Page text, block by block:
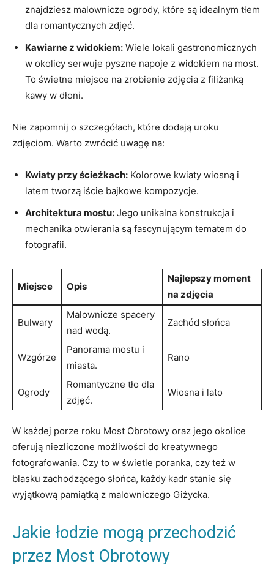
znajdziesz malownicze ogrody, które są ⁤idealnym tłem
dla ‌romantycznych ‍zdjęć.
Kawiarne z widokiem: ⁢Wiele lokali gastronomicznych
w okolicy ⁤serwuje‍ pyszne napoje z widokiem na most.⁤
To świetne miejsce‌ na ⁤zrobienie zdjęcia⁤ z ​filiżanką
kawy w ⁣dłoni.
Nie zapomnij o szczegółach,‍ które dodają ‍uroku
zdjęciom. Warto zwrócić⁣ uwagę na:
Kwiaty przy ścieżkach: Kolorowe kwiaty wiosną i⁣
latem tworzą iście bajkowe ⁤kompozycje.
Architektura mostu: Jego unikalna konstrukcja i
mechanika otwierania są fascynującym ‍tematem‌ do
fotografii.
Miejsce Opis
Najlepszy moment
na zdjęcia
Bulwary
Malownicze ⁤spacery
nad‌ wodą.
Zachód słońca
Wzgórze
Panorama mostu i
miasta.
Rano
Ogrody
Romantyczne⁢ tło ​dla
‌zdjęć.
Wiosna⁣ i lato
W każdej ‍porze ⁣roku Most Obrotowy ‍oraz jego okolice
oferują niezliczone możliwości do kreatywnego
fotografowania. Czy to ⁤w świetle ⁣poranka, czy​ też w⁤
blasku zachodzącego ⁤słońca,​ każdy kadr stanie ‌się
wyjątkową ⁤pamiątką z ‌malowniczego Giżycka.
Jakie łodzie mogą przechodzić
przez Most Obrotowy